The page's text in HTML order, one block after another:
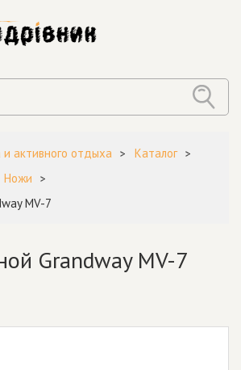
активного отдыха
Каталог
Ножи
MV-7
Grandway MV-7